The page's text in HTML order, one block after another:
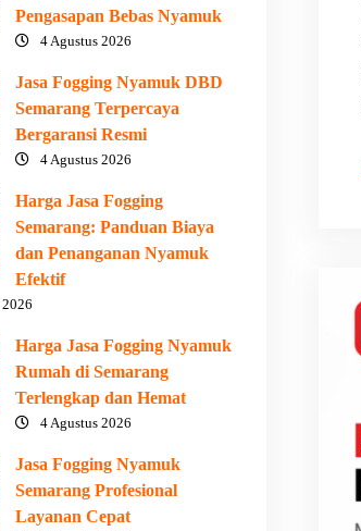
Pengasapan Bebas Nyamuk
4 Agustus 2026
Jasa Fogging Nyamuk DBD
Semarang Terpercaya
Bergaransi Resmi
4 Agustus 2026
Harga Jasa Fogging
Semarang: Panduan Biaya
dan Penanganan Nyamuk
Efektif
Harga Jasa Fogging Nyamuk
Rumah di Semarang
Terlengkap dan Hemat
4 Agustus 2026
Jasa Fogging Nyamuk
Semarang Profesional
Layanan Cepat